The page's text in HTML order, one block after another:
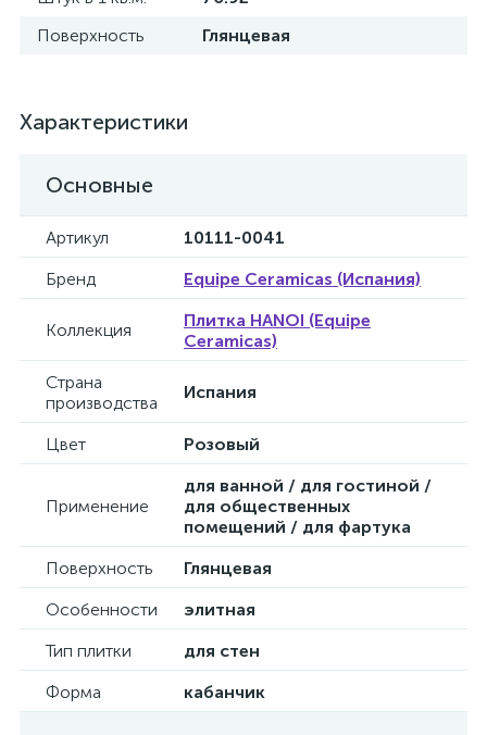
Поверхность
Глянцевая
Характеристики
Основные
Артикул
10111-0041
Бренд
Equipe Ceramicas (Испания)
Коллекция
Плитка HANOI (Equipe
Ceramicas)
Страна
производства
Испания
Цвет Розовый
Применение
для ванной / для гостиной /
для общественных
помещений / для фартука
Поверхность
Глянцевая
Особенности
элитная
Тип плитки
для стен
Форма
кабанчик